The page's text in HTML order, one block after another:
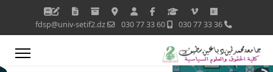
36 33 77 030
60 33 77 030
fdsp@univ-setif2.dz